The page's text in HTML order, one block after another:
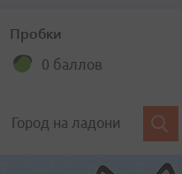
Пробки
0 баллов
Город на ладони